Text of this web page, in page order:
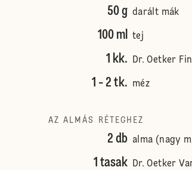
50 g darált mák
100 ml tej
1 kk. Dr. Oetker
1 - 2 tk. méz
AZ ALMÁS RÉTEGHEZ
2 db alma (nagy
1 tasak Dr. Oetker